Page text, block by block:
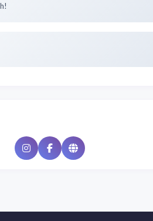
InstagramFacebookWebsite